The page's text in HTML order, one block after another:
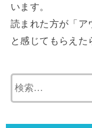
います。
読まれた方が「ア
と感じてもらえた